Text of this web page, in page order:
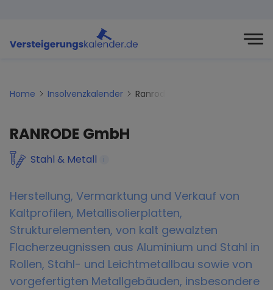
Home Insolvenzkalender Ranrode-gmbh
RANRODE GmbH
Stahl & Metall i
Herstellung, Vermarktung und Verkauf von
Kaltprofilen, Metallisolierplatten,
Strukturelementen, von kalt gewalzten
Flacherzeugnissen aus Aluminium und Stahl in
Rollen, Stahl- und Leichtmetallbau sowie von
vorgefertigten Metallgebäuden, insbesondere